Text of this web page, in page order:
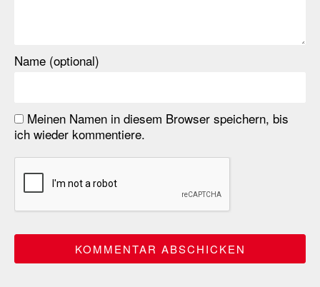
Name (optional)
Meinen Namen in diesem Browser speichern, bis
ich wieder kommentiere.